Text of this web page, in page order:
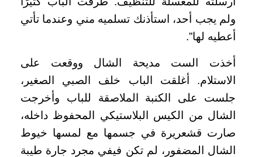
ولم يجب أحد، استأذنك تسلميه مني وعندما تأتي
أعطيه لها”.
أخذت الست مديحة الشال ووقعت على
الاستلام. أغلقت الباب خلف الصبي الصغير،
جلست على الكنبة الملاصقة للباب وأخرجت
الشال من الكيس البلاستيكي المحفوظ داخله،
صارت قشعريرة في جسمها مع لمسها خيوط
الشال المضفور، لم تكن فيفي مجرد جارة طيبة